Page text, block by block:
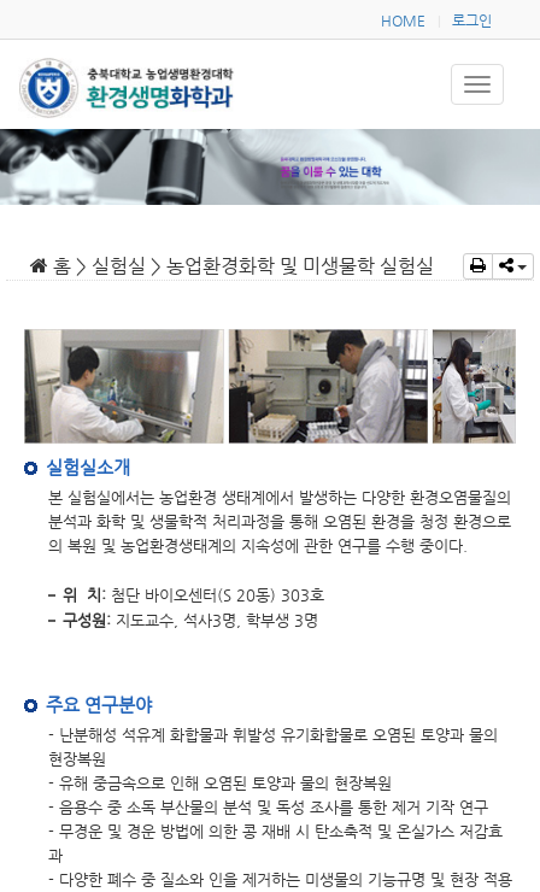
HOME 로그인
홈 > 실험실 > 농업환경화학 및 미생물학 실험실
실험실소개
본 실험실에서는 농업환경 생태계에서 발생하는 다양한 환경오염물질의
분석과 화학 및 생물학적 처리과정을 통해 오염된 환경을 청정 환경으로
의 복원 및 농업환경생태계의 지속성에 관한 연구를 수행 중이다.
위 치: 첨단 바이오센터(S 20동) 303호
구성원: 지도교수, 석사3명, 학부생 3명
주요 연구분야
- 난분해성 석유계 화합물과 휘발성 유기화합물로 오염된 토양과 물의
현장복원
- 유해 중금속으로 인해 오염된 토양과 물의 현장복원
- 음용수 중 소독 부산물의 분석 및 독성 조사를 통한 제거 기작 연구
- 무경운 및 경운 방법에 의한 콩 재배 시 탄소축적 및 온실가스 저감효
과
- 다양한 폐수 중 질소와 인을 제거하는 미생물의 기능규명 및 현장 적용